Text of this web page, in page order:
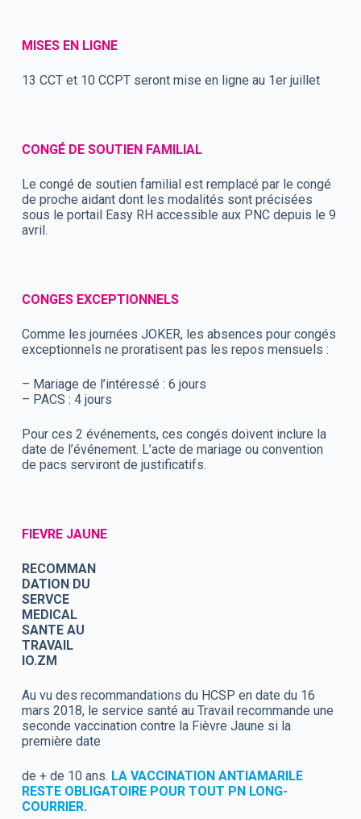
MISES EN LIGNE
13 CCT et 10 CCPT seront mise en ligne au 1er juillet
CONGÉ DE SOUTIEN FAMILIAL
Le congé de soutien familial est remplacé par le congé
de proche aidant dont les modalités sont précisées
sous le portail Easy RH accessible aux PNC depuis le 9
avril.
CONGES EXCEPTIONNELS
Comme les journées JOKER, les absences pour congés
exceptionnels ne proratisent pas les repos mensuels :
– Mariage de l’intéressé : 6 jours
– PACS : 4 jours
Pour ces 2 événements, ces congés doivent inclure la
date de l’événement. L’acte de mariage ou convention
de pacs serviront de justificatifs.
FIEVRE JAUNE
RECOMMAN
DATION DU
SERVCE
MEDICAL
SANTE AU
TRAVAIL
IO.ZM
Au vu des recommandations du HCSP en date du 16
mars 2018, le service santé au Travail recommande une
seconde vaccination contre la Fièvre Jaune si la
première date
de + de 10 ans. LA VACCINATION ANTIAMARILE
RESTE OBLIGATOIRE POUR TOUT PN LONG-
COURRIER.